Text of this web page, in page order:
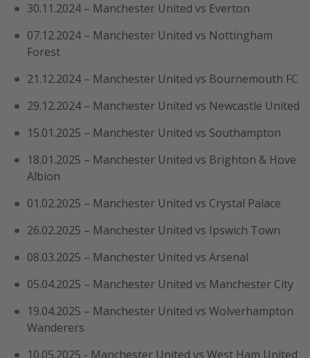
30.11.2024 – Manchester United vs Everton
07.12.2024 – Manchester United vs Nottingham
Forest
21.12.2024 – Manchester United vs Bournemouth FC
29.12.2024 – Manchester United vs Newcastle United
15.01.2025 – Manchester United vs Southampton
18.01.2025 – Manchester United vs Brighton & Hove
Albion
01.02.2025 – Manchester United vs Crystal Palace
26.02.2025 – Manchester United vs Ipswich Town
08.03.2025 – Manchester United vs Arsenal
05.04.2025 – Manchester United vs Manchester City
19.04.2025 – Manchester United vs Wolverhampton
Wanderers
10.05.2025 - Manchester United vs West Ham United